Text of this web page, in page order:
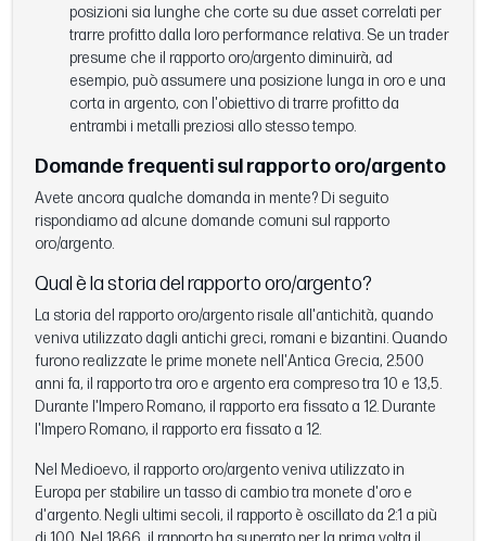
posizioni sia lunghe che corte su due asset correlati per
trarre profitto dalla loro performance relativa. Se un trader
presume che il rapporto oro/argento diminuirà, ad
esempio, può assumere una posizione lunga in oro e una
corta in argento, con l'obiettivo di trarre profitto da
entrambi i metalli preziosi allo stesso tempo.
Domande frequenti sul rapporto oro/argento
Avete ancora qualche domanda in mente? Di seguito
rispondiamo ad alcune domande comuni sul rapporto
oro/argento.
Qual è la storia del rapporto oro/argento?
La storia del rapporto oro/argento risale all'antichità, quando
veniva utilizzato dagli antichi greci, romani e bizantini. Quando
furono realizzate le prime monete nell'Antica Grecia, 2.500
anni fa, il rapporto tra oro e argento era compreso tra 10 e 13,5.
Durante l'Impero Romano, il rapporto era fissato a 12. Durante
l'Impero Romano, il rapporto era fissato a 12.
Nel Medioevo, il rapporto oro/argento veniva utilizzato in
Europa per stabilire un tasso di cambio tra monete d'oro e
d'argento. Negli ultimi secoli, il rapporto è oscillato da 2:1 a più